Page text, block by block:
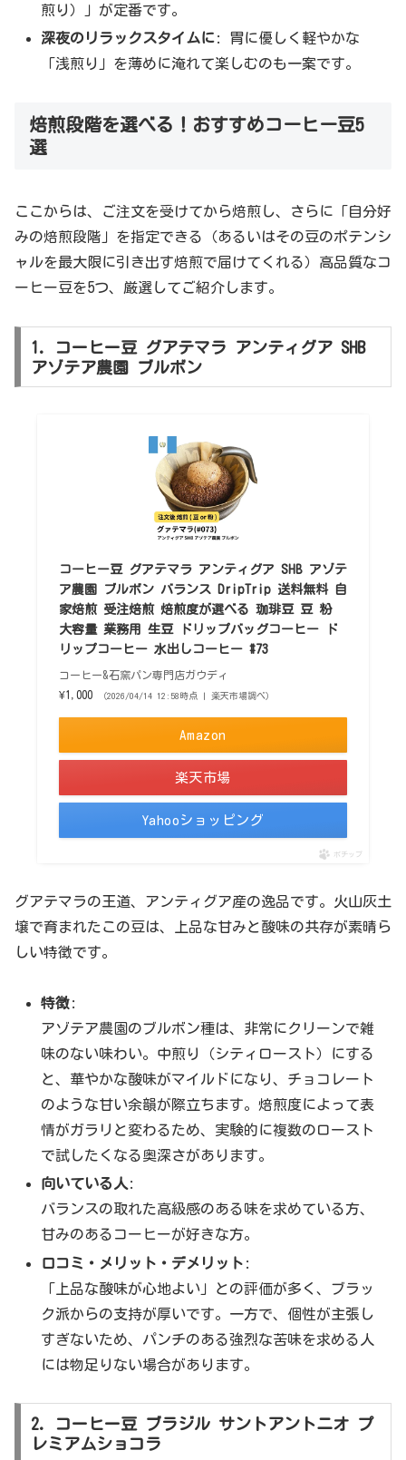
煎り）」が定番です。
深夜のリラックスタイムに: 胃に優しく軽やかな
「浅煎り」を薄めに淹れて楽しむのも一案です。
焙煎段階を選べる！おすすめコーヒー豆5
選
ここからは、ご注文を受けてから焙煎し、さらに「自分好
みの焙煎段階」を指定できる（あるいはその豆のポテンシ
ャルを最大限に引き出す焙煎で届けてくれる）高品質なコ
ーヒー豆を5つ、厳選してご紹介します。
1. コーヒー豆 グアテマラ アンティグア SHB
アゾテア農園 ブルボン
コーヒー豆 グアテマラ アンティグア SHB アゾテ
ア農園 ブルボン バランス DripTrip 送料無料 自
家焙煎 受注焙煎 焙煎度が選べる 珈琲豆 豆 粉
大容量 業務用 生豆 ドリップバッグコーヒー ド
リップコーヒー 水出しコーヒー #73
コーヒー&石窯パン専門店ガウディ
¥1,000
（2026/04/14 12:58時点 | 楽天市場調べ）
Amazon
楽天市場
Yahooショッピング
ポチップ
グアテマラの王道、アンティグア産の逸品です。火山灰土
壌で育まれたこの豆は、上品な甘みと酸味の共存が素晴ら
しい特徴です。
特徴:
アゾテア農園のブルボン種は、非常にクリーンで雑
味のない味わい。中煎り（シティロースト）にする
と、華やかな酸味がマイルドになり、チョコレート
のような甘い余韻が際立ちます。焙煎度によって表
情がガラリと変わるため、実験的に複数のロースト
で試したくなる奥深さがあります。
向いている人:
バランスの取れた高級感のある味を求めている方、
甘みのあるコーヒーが好きな方。
口コミ・メリット・デメリット :
「上品な酸味が心地よい」との評価が多く、ブラッ
ク派からの支持が厚いです。一方で、個性が主張し
すぎないため、パンチのある強烈な苦味を求める人
には物足りない場合があります。
2. コーヒー豆 ブラジル サントアントニオ プ
レミアムショコラ